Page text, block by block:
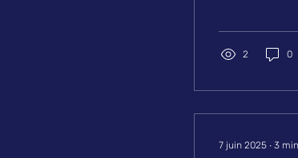
diablement
2 0
7 juin 2025 ∙ 3 min